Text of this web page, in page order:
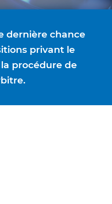
dernière chance
privant le
procédure de